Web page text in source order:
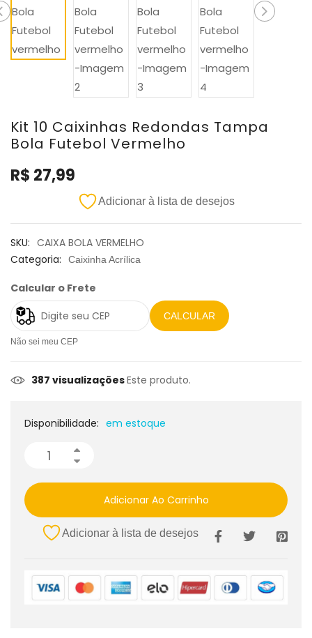
Kit 10 Caixinhas Redondas Tampa
Bola Futebol Vermelho
R$ 27,99
Adicionar à lista de desejos
SKU: CAIXA BOLA VERMELHO
Categoria:
Caixinha Acrílica
Calcular o Frete
CALCULAR
Não sei meu CEP
387 visualizaçõesEste produto.
Disponibilidade: em estoque
Adicionar Ao Carrinho
Adicionar à lista de desejos